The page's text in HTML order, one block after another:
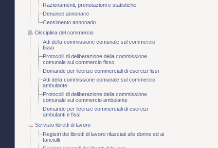
Razionamenti, prenotazioni e statistiche
Denunce annonarie
Censimento annonario
Disciplina del commercio
Atti della commissione comunale sul commercio
fisso
Protocolli di deliberazione della commissione
comunale sul commercio fisso
Domande per licenze commerciali di esercizi fissi
Atti della commissione comunale sul commercio
ambulante
Protocolli di deliberazione della commissione
comunale sul commercio ambulante
Domande per licenze commerciali di esercizi
ambulanti e fissi
Servizio libretti di lavoro
Registri dei libretti di lavoro rilasciati alle donne ed ai
fanciulli